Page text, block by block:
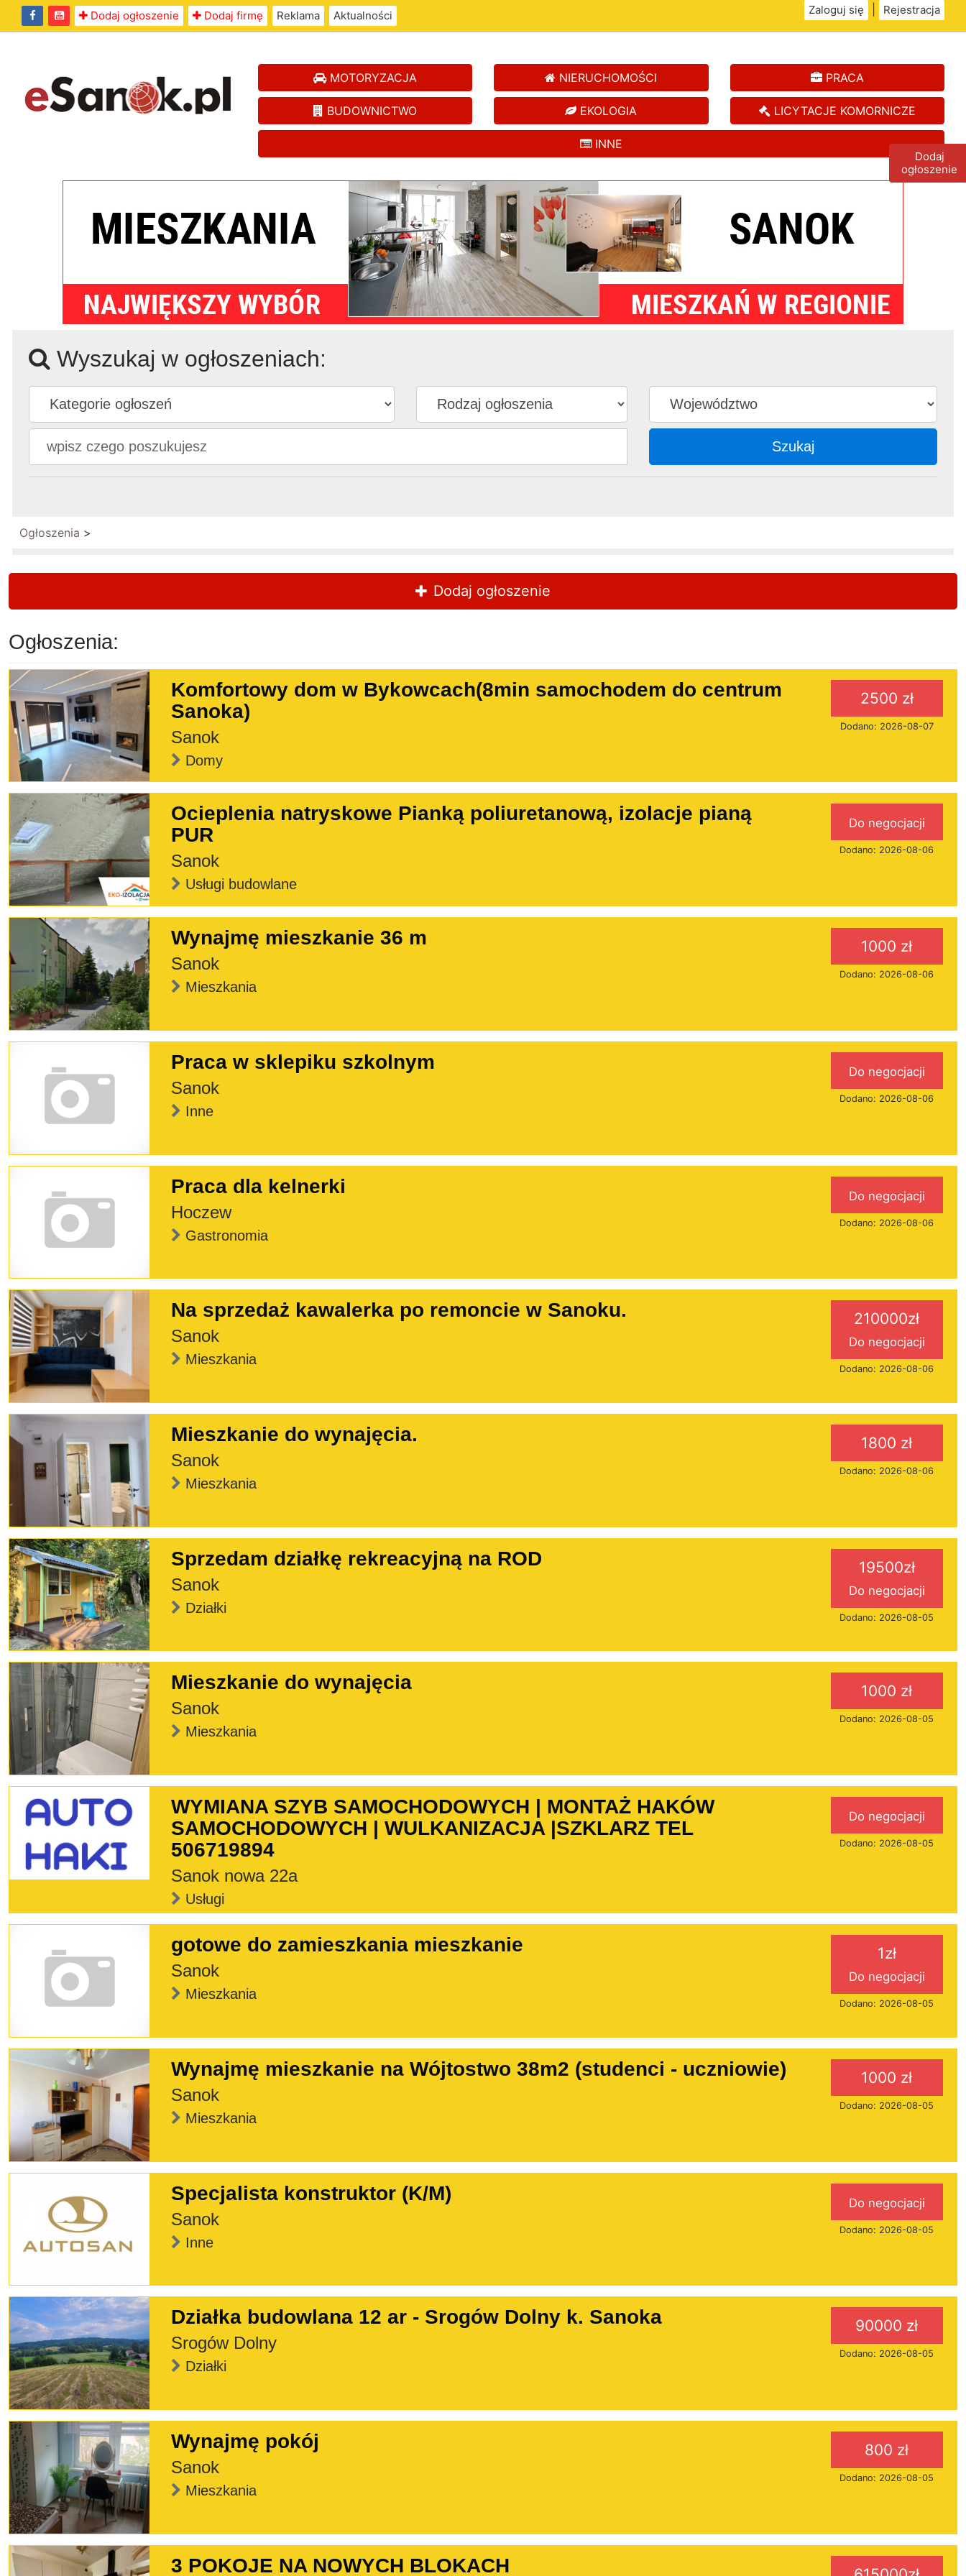
Dodaj ogłoszenie Dodaj firmę Reklama Aktualności Zaloguj się Rejestracja
MOTORYZACJA NIERUCHOMOŚCI PRACA
BUDOWNICTWO EKOLOGIA LICYTACJE KOMORNICZE
INNE
Wyszukaj w ogłoszeniach:
Szukaj
Ogłoszenia >
Dodaj ogłoszenie
Ogłoszenia:
Komfortowy dom w Bykowcach(8min samochodem do centrum
Sanoka)
Sanok
Domy
2500 zł
Dodano: 2026-08-07
Ocieplenia natryskowe Pianką poliuretanową, izolacje pianą
PUR
Sanok
Usługi budowlane
Do negocjacji
Dodano: 2026-08-06
Wynajmę mieszkanie 36 m
Sanok
Mieszkania
1000 zł
Dodano: 2026-08-06
Praca w sklepiku szkolnym
Sanok
Inne
Do negocjacji
Dodano: 2026-08-06
Praca dla kelnerki
Hoczew
Gastronomia
Do negocjacji
Dodano: 2026-08-06
Na sprzedaż kawalerka po remoncie w Sanoku.
Sanok
Mieszkania
210000zł
Do negocjacji
Dodano: 2026-08-06
Mieszkanie do wynajęcia.
Sanok
Mieszkania
1800 zł
Dodano: 2026-08-06
Sprzedam działkę rekreacyjną na ROD
Sanok
Działki
19500zł
Do negocjacji
Dodano: 2026-08-05
Mieszkanie do wynajęcia
Sanok
Mieszkania
1000 zł
Dodano: 2026-08-05
WYMIANA SZYB SAMOCHODOWYCH | MONTAŻ HAKÓW
SAMOCHODOWYCH | WULKANIZACJA |SZKLARZ TEL
506719894
Sanok nowa 22a
Usługi
Do negocjacji
Dodano: 2026-08-05
gotowe do zamieszkania mieszkanie
Sanok
Mieszkania
1zł
Do negocjacji
Dodano: 2026-08-05
Wynajmę mieszkanie na Wójtostwo 38m2 (studenci - uczniowie)
Sanok
Mieszkania
1000 zł
Dodano: 2026-08-05
Specjalista konstruktor (K/M)
Sanok
Inne
Do negocjacji
Dodano: 2026-08-05
Działka budowlana 12 ar - Srogów Dolny k. Sanoka
Srogów Dolny
Działki
90000 zł
Dodano: 2026-08-05
Wynajmę pokój
Sanok
Mieszkania
800 zł
Dodano: 2026-08-05
3 POKOJE NA NOWYCH BLOKACH
Dodaj
ogłoszenie